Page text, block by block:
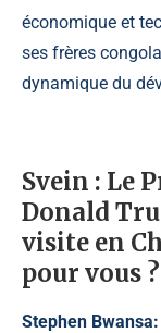
économique et
ses frères
dynamique du
Svein : Le
Donald
visite en
pour vous ?
Stephen Bwansa: